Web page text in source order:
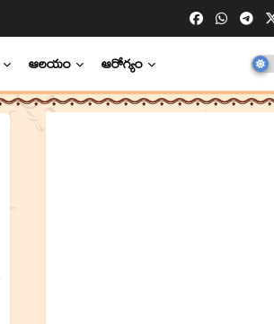
ఆలయం ఆరోగ్యం